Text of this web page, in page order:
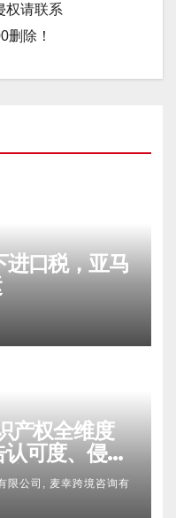
权请联系
删除！
口税，亚马
产权全维度
可度、侵权
法及服务商
限公司, 麦幸跨境咨询有